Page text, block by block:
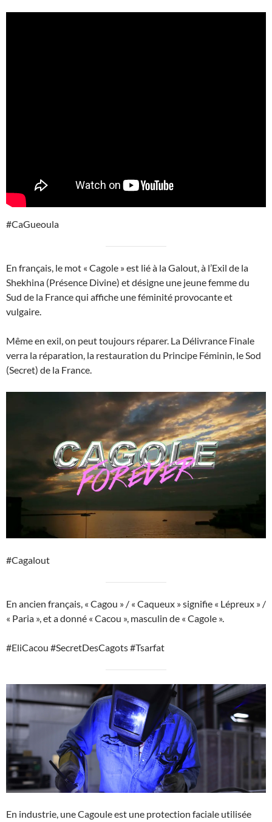
#CaGueoula
En français, le mot « Cagole » est lié à la Galout, à l’Exil de la
Shekhina (Présence Divine) et désigne une jeune femme du
Sud de la France qui affiche une féminité provocante et
vulgaire.
Même en exil, on peut toujours réparer. La Délivrance Finale
verra la réparation, la restauration du Principe Féminin, le Sod
(Secret) de la France.
#Cagalout
En ancien français, « Cagou » / « Caqueux » signifie « Lépreux » /
« Paria », et a donné « Cacou », masculin de « Cagole ».
#EliCacou #SecretDesCagots #Tsarfat
En industrie, une Cagoule est une protection faciale utilisée